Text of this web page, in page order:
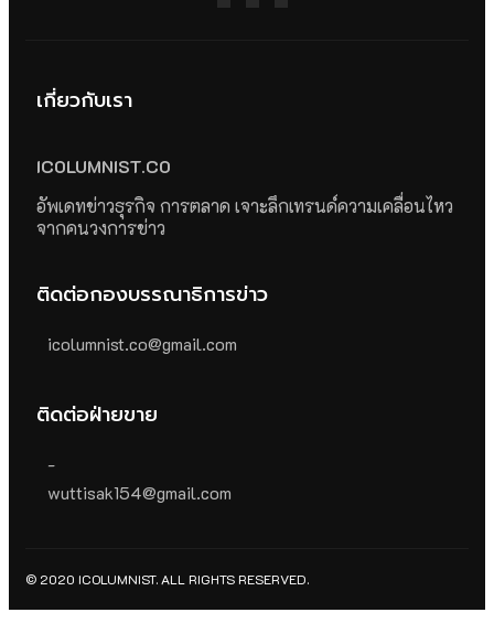
เกี่ยวกับเรา
ICOLUMNIST.CO
อัพเดทข่าวธุรกิจ การตลาด เจาะลึกเทรนด์ความเคลื่อนไหว
จากคนวงการข่าว
ติดต่อกองบรรณาธิการข่าว
icolumnist.co@gmail.com
ติดต่อฝ่ายขาย
-
wuttisak154@gmail.com
© 2020 ICOLUMNIST. ALL RIGHTS RESERVED.